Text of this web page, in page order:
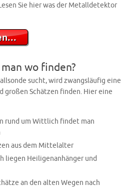
Sie hier was der Metalldetektor
wo finden?
sucht, wird zwangsläufig eine
großen Schätzen finden. Hier eine
rund um Wittlich findet man
aus dem Mittelalter
liegen Heiligenanhänger und
an den alten Wegen nach